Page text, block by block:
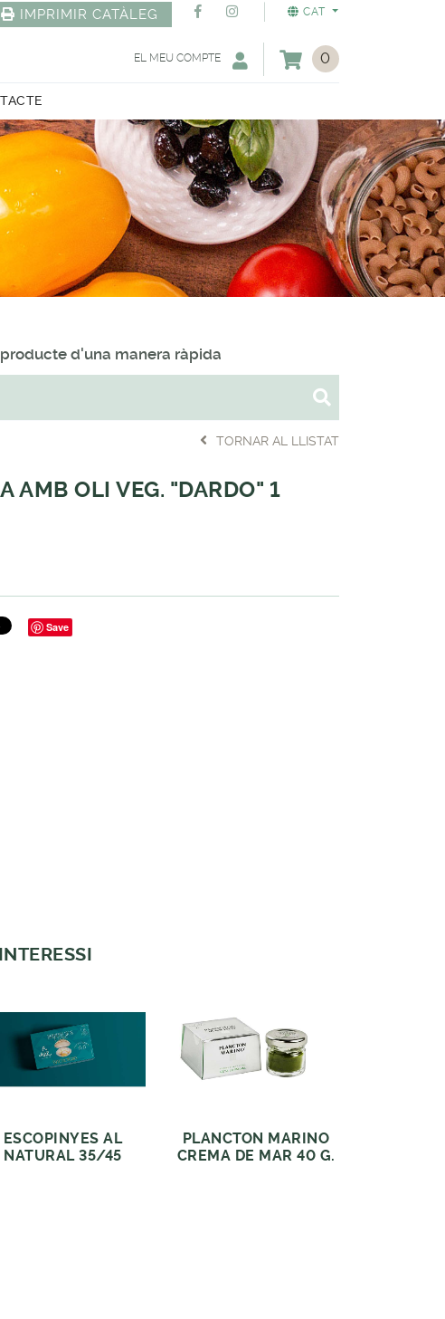
CAT
IMPRIMIR CATÀLEG
0
EL MEU COMPTE
d'una manera ràpida
TORNAR AL LLISTAT
AMB OLI VEG. "DARDO" 1
Save
ESCOPINYES AL
NATURAL 35/45
PLANCTON MARINO
CREMA DE MAR 40 G.